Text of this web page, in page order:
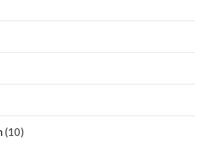
(10)